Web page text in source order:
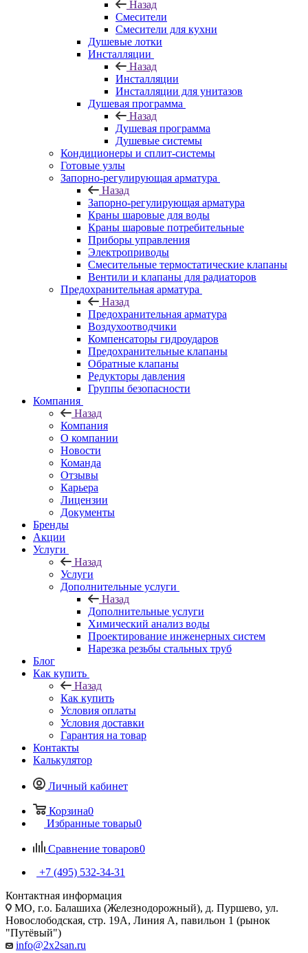
Назад
Смесители
Смесители для кухни
Душевые лотки
Инсталляции
Назад
Инсталляции
Инсталляции для унитазов
Душевая программа
Назад
Душевая программа
Душевые системы
Кондиционеры и сплит-системы
Готовые узлы
Запорно-регулирующая арматура
Назад
Запорно-регулирующая арматура
Краны шаровые для воды
Краны шаровые потребительные
Приборы управления
Электроприводы
Смесительные термостатические клапаны
Вентили и клапаны для радиаторов
Предохранительная арматура
Назад
Предохранительная арматура
Воздухоотводчики
Компенсаторы гидроударов
Предохранительные клапаны
Обратные клапаны
Редукторы давления
Группы безопасности
Компания
Назад
Компания
О компании
Новости
Команда
Отзывы
Карьера
Лицензии
Документы
Бренды
Акции
Услуги
Назад
Услуги
Дополнительные услуги
Назад
Дополнительные услуги
Химический анализ воды
Проектирование инженерных систем
Нарезка резьбы стальных труб
Блог
Как купить
Назад
Как купить
Условия оплаты
Условия доставки
Гарантия на товар
Контакты
Калькулятор
Личный кабинет
Корзина0
Избранные товары0
Сравнение товаров0
+7 (495) 532‑34‑31
Контактная информация
МО, г.о. Балашиха (Железнодорожный), д. Пуршево, ул.
Новослободская, стр. 19А, Линия А, павильон 1 (рынок
"Путёвый")
info@2x2san.ru